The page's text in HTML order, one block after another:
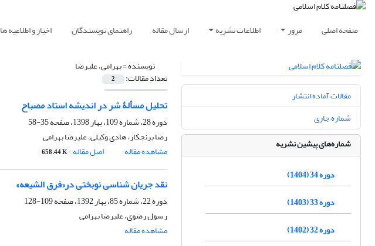
صفحه اصلی مرور اطلاعات نشریه ارسال مقاله راهنمای نویسندگان اخبار و اطلاعیه ها
نویسنده =بهرامی، علیرضا
تعداد مقالات: 2
تحلیل مسألۀ شر در اندیشه استاد مصباح
دوره 28، شماره 109، بهار 1398، صفحه
35-58
رضا برنجکار، هادی وکیلی، علیرضا بهرامی
مشاهده مقاله
اصل مقاله 658.44 K
نقد جریان شناسی نوبختی در«فرق الشیعه»
دوره 22، شماره 85، بهار 1392، صفحه
109-128
رسول رضوی، علیرضا بهرامی
مشاهده مقاله
مقالات آماده انتشار
شماره جاری
شماره‌های پیشین نشریه
دوره 34 (1404)
دوره 33 (1403)
دوره 32 (1402)